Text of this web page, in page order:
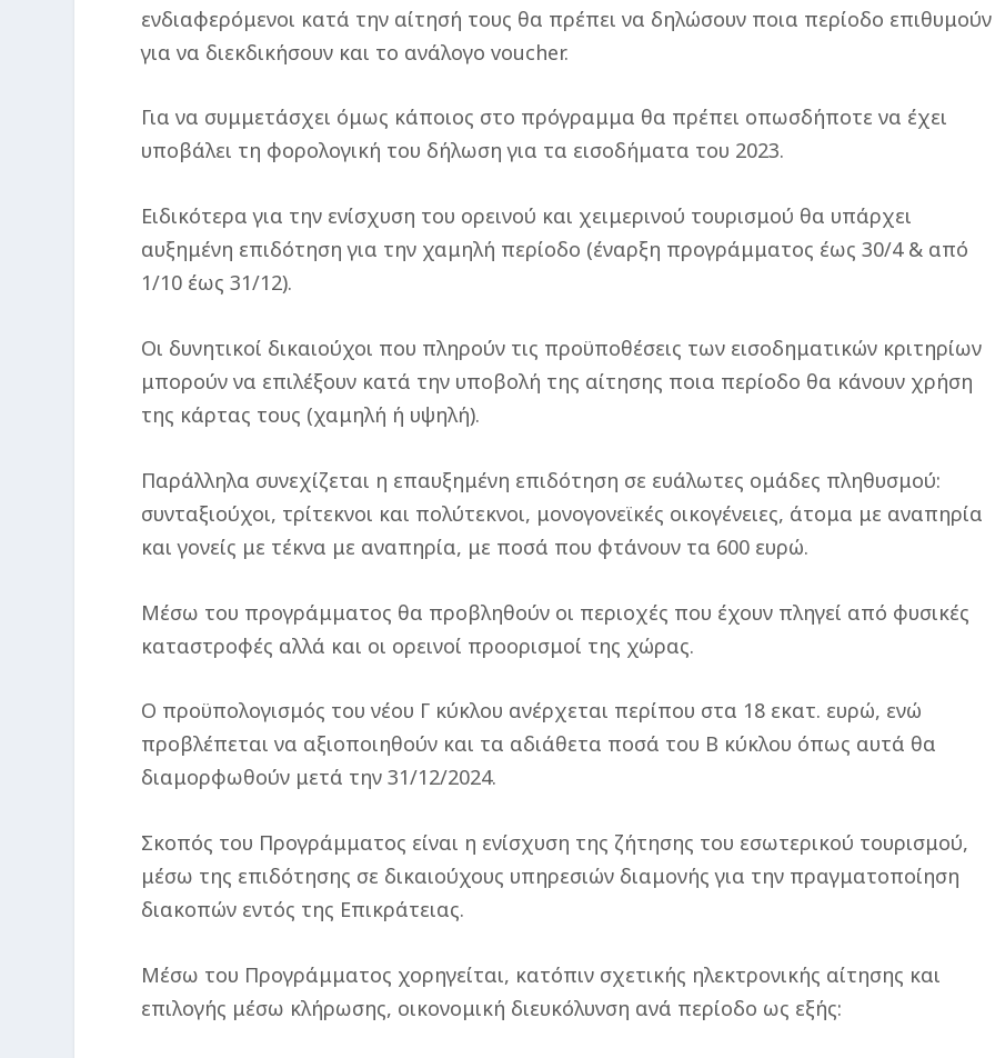
ενδιαφερόμενοι κατά την αίτησή τους θα πρέπει να δηλώσουν ποια περίοδο επιθυμούν
για να διεκδικήσουν και το ανάλογο voucher.
Για να συμμετάσχει όμως κάποιος στο πρόγραμμα θα πρέπει οπωσδήποτε να έχει
υποβάλει τη φορολογική του δήλωση για τα εισοδήματα του 2023.
Ειδικότερα για την ενίσχυση του ορεινού και χειμερινού τουρισμού θα υπάρχει
αυξημένη επιδότηση για την χαμηλή περίοδο (έναρξη προγράμματος έως 30/4 & από
1/10 έως 31/12).
Οι δυνητικοί δικαιούχοι που πληρούν τις προϋποθέσεις των εισοδηματικών κριτηρίων
μπορούν να επιλέξουν κατά την υποβολή της αίτησης ποια περίοδο θα κάνουν χρήση
της κάρτας τους (χαμηλή ή υψηλή).
Παράλληλα συνεχίζεται η επαυξημένη επιδότηση σε ευάλωτες ομάδες πληθυσμού:
συνταξιούχοι, τρίτεκνοι και πολύτεκνοι, μονογονεϊκές οικογένειες, άτομα με αναπηρία
και γονείς με τέκνα με αναπηρία, με ποσά που φτάνουν τα 600 ευρώ.
Μέσω του προγράμματος θα προβληθούν οι περιοχές που έχουν πληγεί από φυσικές
καταστροφές αλλά και οι ορεινοί προορισμοί της χώρας.
Ο προϋπολογισμός του νέου Γ κύκλου ανέρχεται περίπου στα 18 εκατ. ευρώ, ενώ
προβλέπεται να αξιοποιηθούν και τα αδιάθετα ποσά του Β κύκλου όπως αυτά θα
διαμορφωθούν μετά την 31/12/2024.
Σκοπός του Προγράμματος είναι η ενίσχυση της ζήτησης του εσωτερικού τουρισμού,
μέσω της επιδότησης σε δικαιούχους υπηρεσιών διαμονής για την πραγματοποίηση
διακοπών εντός της Επικράτειας.
Μέσω του Προγράμματος χορηγείται, κατόπιν σχετικής ηλεκτρονικής αίτησης και
επιλογής μέσω κλήρωσης, οικονομική διευκόλυνση ανά περίοδο ως εξής: